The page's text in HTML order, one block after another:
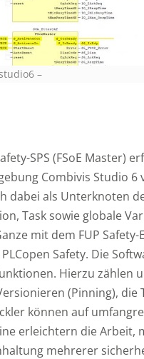
–
SPS (FSoE Master)
Combivis Studio
dabei als Unterknoten
Task sowie globale
mit dem FUP Safety-
Safety. Die
Hierzu zählen
(Pinning),
können auf
erleichtern die Arbeit,
mehrerer